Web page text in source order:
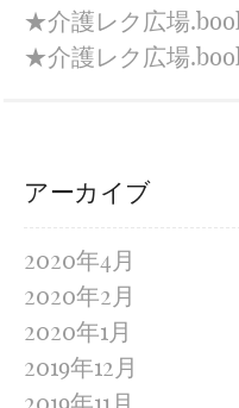
★介護レク広場
★介護レク広場
アーカイブ
2020年4月
2020年2月
2020年1月
2019年12月